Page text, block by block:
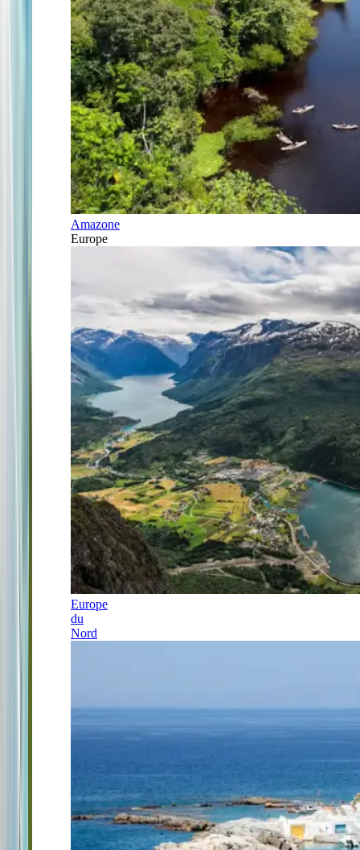
Amazone
Europe
Europe
du
Nord